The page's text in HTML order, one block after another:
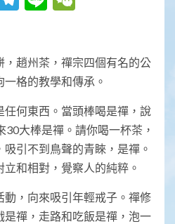
趙州茶，禪宗四個有名的公
格的教學和傳承。
任何東西。當頭棒喝是禪，說
大棒是禪。請你喝一杯茶，
引不到鳥聲的青睞，是禪。
和相對，覺察人的純粹。
動，向來吸引年輕戒子。禪修
是禪，走路和吃飯是禪，泡一